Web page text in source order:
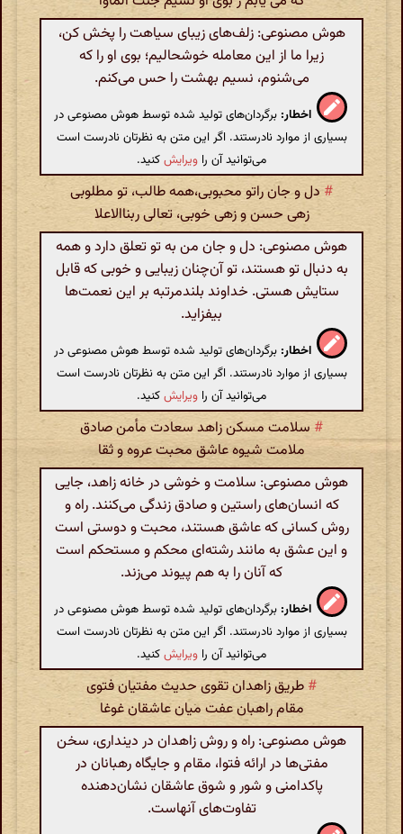
هوش مصنوعی: زلف‌های زیبای سیاهت را پخش کن،
زیرا ما از این معامله خوشحالیم؛ بوی او را که
می‌شنوم، نسیم بهشت را حس می‌کنم.
اخطار: برگردان‌های تولید شده توسط هوش مصنوعی در
بسیاری از موارد نادرستند. اگر این متن به نظرتان نادرست است
می‌توانید آن را ویرایشکنید.
#دل و جان راتو محبوبی،همه طالب، تو مطلوبی
زهی حسن و زهی خوبی، تعالی ربناالاعلا
هوش مصنوعی: دل و جان من به تو تعلق دارد و همه
به دنبال تو هستند، تو آن‌چنان زیبایی و خوبی که قابل
ستایش هستی. خداوند بلندمرتبه بر این نعمت‌ها
بیفزاید.
اخطار: برگردان‌های تولید شده توسط هوش مصنوعی در
بسیاری از موارد نادرستند. اگر این متن به نظرتان نادرست است
می‌توانید آن را ویرایشکنید.
# سلامت مسکن زاهد سعادت مأمن صادق
ملامت شیوه عاشق محبت عروه و ثقا
هوش مصنوعی: سلامت و خوشی در خانه زاهد، جایی
که انسان‌های راستین و صادق زندگی می‌کنند. راه و
روش کسانی که عاشق هستند، محبت و دوستی است
و این عشق به مانند رشته‌ای محکم و مستحکم است
که آنان را به هم پیوند می‌زند.
اخطار: برگردان‌های تولید شده توسط هوش مصنوعی در
بسیاری از موارد نادرستند. اگر این متن به نظرتان نادرست است
می‌توانید آن را ویرایشکنید.
# طریق زاهدان تقوی حدیث مفتیان فتوی
مقام راهبان عفت میان عاشقان غوغا
هوش مصنوعی: راه و روش زاهدان در دینداری، سخن
مفتی‌ها در ارائه فتوا، مقام و جایگاه رهبانان در
پاکدامنی و شور و شوق عاشقان نشان‌دهنده
تفاوت‌های آنهاست.